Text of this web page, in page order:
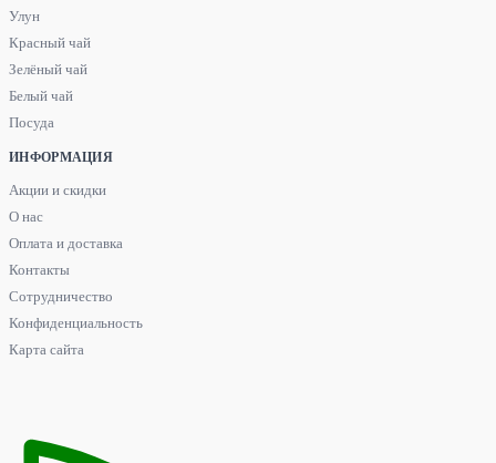
Улун
Красный чай
Зелёный чай
Белый чай
Посуда
ИНФОРМАЦИЯ
Акции и скидки
О нас
Оплата и доставка
Контакты
Сотрудничество
Конфиденциальность
Карта сайта